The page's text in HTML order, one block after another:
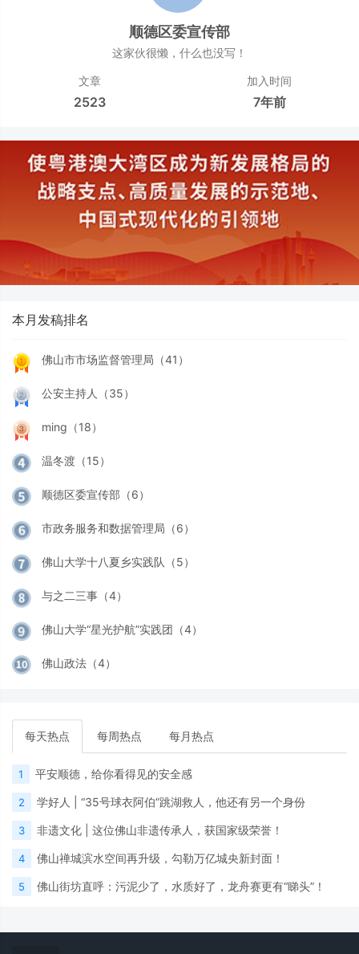
顺德区委宣传部
这家伙很懒，什么也没写！
文章
2523
加入时间
7年前
本月发稿排名
佛山市市场监督管理局（41）
公安主持人（35）
ming（18）
温冬渡（15）
顺德区委宣传部（6）
市政务服务和数据管理局（6）
佛山大学十八夏乡实践队（5）
与之二三事（4）
佛山大学“星光护航”实践团（4）
佛山政法（4）
每天热点 每周热点 每月热点
1 平安顺德，给你看得见的安全感
2 学好人 | “35号球衣阿伯”跳湖救人，他还有另一个身份
3 非遗文化 | 这位佛山非遗传承人，获国家级荣誉！
4 佛山禅城滨水空间再升级，勾勒万亿城央新封面！
5 佛山街坊直呼：污泥少了，水质好了，龙舟赛更有“睇头”！